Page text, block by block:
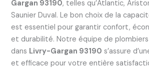
Gargan 93190, telles qu’Atlantic,
Saunier Duval. Le bon choix de la
est essentiel pour garantir confort,
et durabilité. Notre équipe de
dans Livry-Gargan 93190 s’assure
et efficace pour votre entière